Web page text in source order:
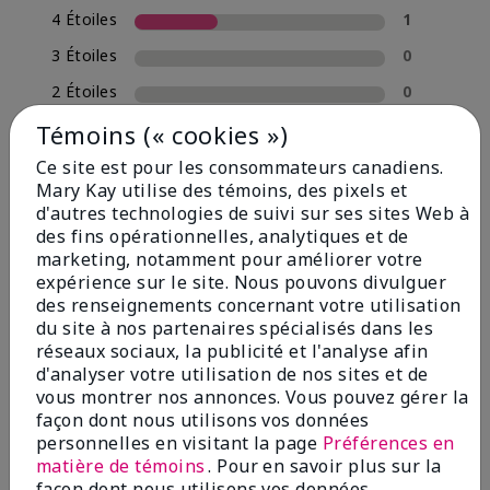
4 Étoiles
1
3 Étoiles
0
2 Étoiles
0
1 Étoile
Commenté par 3 clients
5
Témoins (« cookies »)
Ce site est pour les consommateurs canadiens.
Mary Kay utilise des témoins, des pixels et
d'autres technologies de suivi sur ses sites Web à
des fins opérationnelles, analytiques et de
marketing, notamment pour améliorer votre
expérience sur le site. Nous pouvons divulguer
des renseignements concernant votre utilisation
du site à nos partenaires spécialisés dans les
réseaux sociaux, la publicité et l'analyse afin
d'analyser votre utilisation de nos sites et de
vous montrer nos annonces. Vous pouvez gérer la
façon dont nous utilisons vos données
personnelles en visitant la page Préférences en
matière de témoins. Pour en savoir plus sur la